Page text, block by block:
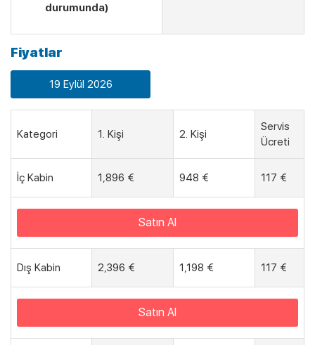
durumunda)
Fiyatlar
19 Eylül 2026
Kategori 1. Kişi 2. Kişi
Servis
Ücreti
İç Kabin 1,896 € 948 € 117 €
Satın Al
Dış Kabin 2,396 € 1,198 € 117 €
Satın Al